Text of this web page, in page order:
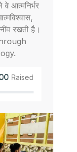
वे आत्मनिर्भर
रखती है।
Raised